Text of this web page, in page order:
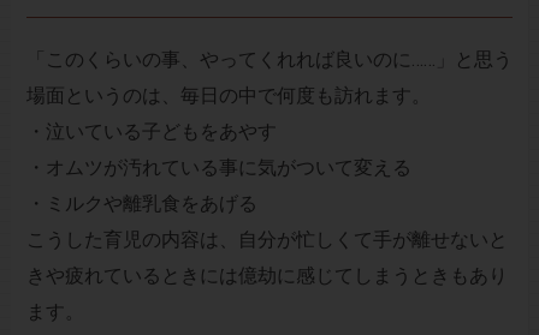
「このくらいの事、やってくれれば良いのに……」と思う
場面というのは、毎日の中で何度も訪れます。
・泣いている子どもをあやす
・オムツが汚れている事に気がついて変える
・ミルクや離乳食をあげる
こうした育児の内容は、自分が忙しくて手が離せないと
きや疲れているときには億劫に感じてしまうときもあり
ます。